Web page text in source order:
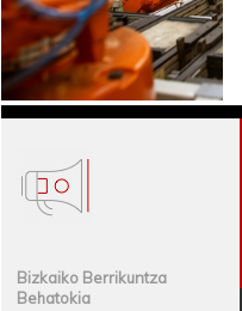
Bizkaiko Berrikuntza
Behatokia